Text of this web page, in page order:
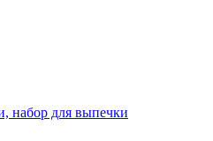
набор для выпечки